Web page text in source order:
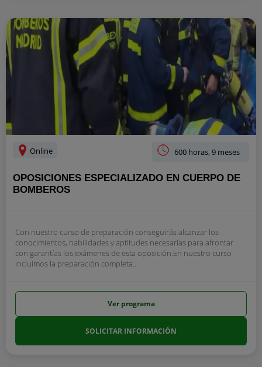
Online 600 horas, 9 meses
OPOSICIONES ESPECIALIZADO EN CUERPO DE
BOMBEROS
Con nuestro curso de preparación conseguirás alcanzar los
conocimientos, habilidades y aptitudes necesarias para afrontar
con garantías los exámenes de esta oposición.En nuestro curso
incluimos la preparación completa...
Ver programa
SOLICITAR INFORMACIÓN